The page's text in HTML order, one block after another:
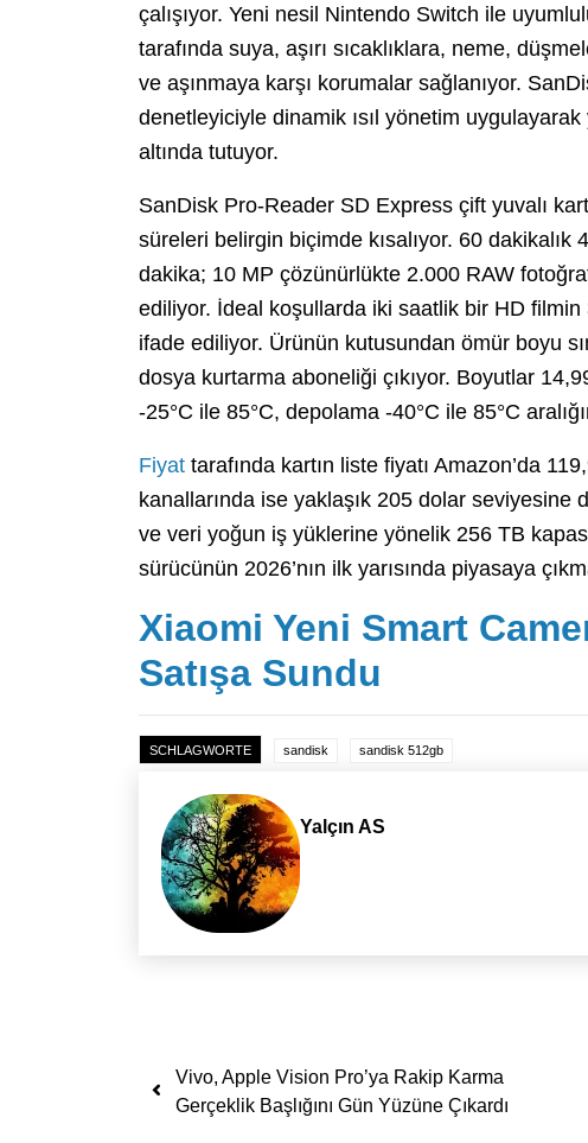
çalışıyor. Yeni nesil Nintendo Switch ile
tarafında suya, aşırı sıcaklıklara, neme,
ve aşınmaya karşı korumalar sağlanıyor.
denetleyiciyle dinamik ısıl yönetim uygulayarak
altında tutuyor.
SanDisk Pro-Reader SD Express çift yuvalı
süreleri belirgin biçimde kısalıyor. 60
dakika; 10 MP çözünürlükte 2.000 RAW
ediliyor. İdeal koşullarda iki saatlik bir HD
ifade ediliyor. Ürünün kutusundan ömür boyu
dosya kurtarma aboneliği çıkıyor. Boyutlar
-25°C ile 85°C, depolama -40°C ile 85°C
Fiyat tarafında kartın liste fiyatı Amazon’da
kanallarında ise yaklaşık 205 dolar
ve veri yoğun iş yüklerine yönelik 256 TB
sürücünün 2026’nın ilk yarısında piyasaya
Xiaomi Yeni Smart
Satışa Sundu
SCHLAGWORTE sandisk sandisk 512gb
Yalçın AS
Yazı dolaşımı
Vivo, Apple Vision Pro’ya Rakip Karma
Gerçeklik Başlığını Gün Yüzüne Çıkardı